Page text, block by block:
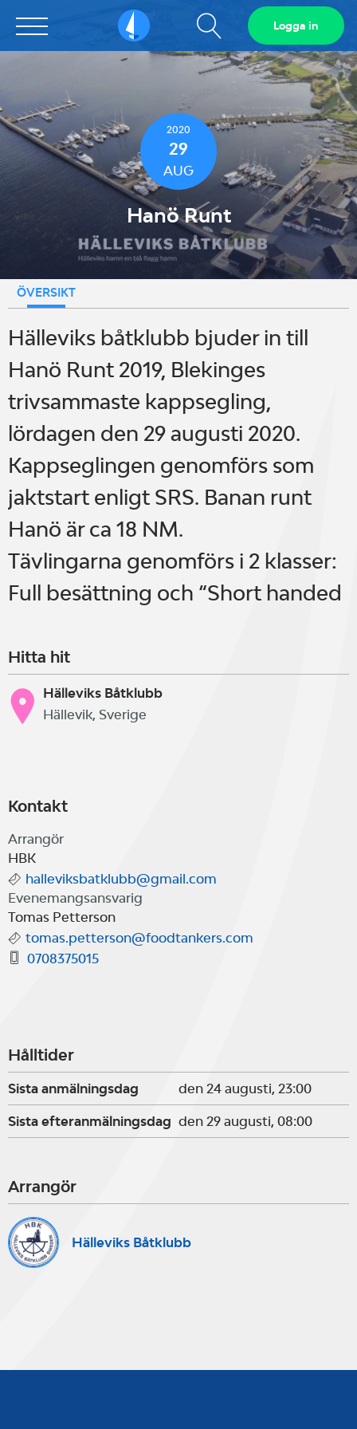
Sailarena Visa
sökfält
Logga in
2020
29
AUG
Hanö Runt
ÖVERSIKT
Hälleviks båtklubb bjuder in till
Hanö Runt 2019, Blekinges
trivsammaste kappsegling,
lördagen den 29 augusti 2020.
Kappseglingen genomförs som
jaktstart enligt SRS. Banan runt
Hanö är ca 18 NM.
Tävlingarna genomförs i 2 klasser:
Full besättning och “Short handed
Hitta hit
Hälleviks Båtklubb
Hällevik, Sverige
Kontakt
Arrangör
HBK
halleviksbatklubb@gmail.com
Evenemangsansvarig
Tomas Petterson
tomas.petterson@foodtankers.com
0708375015
Hålltider
Sista anmälningsdag den 24 augusti, 23:00
Sista efteranmälningsdag den 29 augusti, 08:00
Arrangör
Hälleviks Båtklubb